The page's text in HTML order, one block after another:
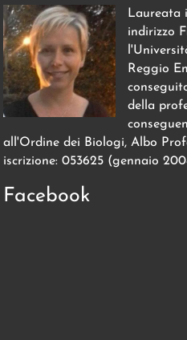
Laureata
indirizzo
Reggio
della
all'Ordine dei Biologi, Albo
iscrizione: 053625 (gennaio
Facebook